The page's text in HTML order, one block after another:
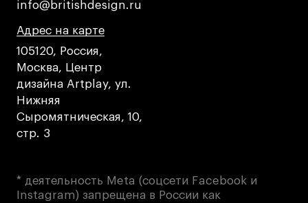
info@britishdesign.ru
info@britishdesign.ru
Адрес на карте
Адрес на карте
Адрес на карте
105120, Россия,
Москва, Центр
дизайна Artplay, ул.
Нижняя
Сыромятническая, 10,
стр. 3
* деятельность Meta (соцсети Facebook и
Instagram) запрещена в России как